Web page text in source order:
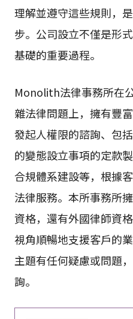
理解並遵守這些規則，
步。公司設立不僅是形
基礎的重要過程。
Monolith法律事務所在
雜法律問題上，擁有豐
發起人權限的諮詢、包
的變態設立事項的定款
合規體系建設等，根據
法律服務。本所事務所
資格，還有外國律師資
視角順暢地支援客戶的
主題有任何疑慮或問題
詢。